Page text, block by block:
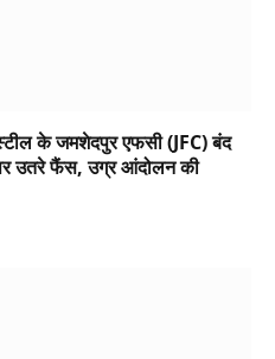
के जमशेदपुर एफसी (JFC) बंद
उतरे फैंस, उग्र आंदोलन की